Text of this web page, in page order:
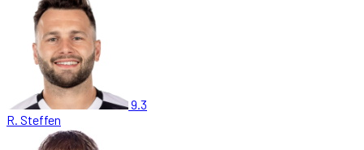
9.3
R. Steffen